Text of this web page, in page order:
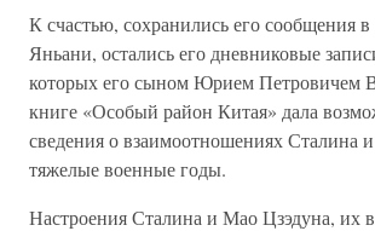
К счастью, сохранились его сообщения
Яньани, остались его дневниковые
которых его сыном Юрием Петровичем
книге «Особый район Китая» дала
сведения о взаимоотношениях Сталина
тяжелые военные годы.
Настроения Сталина и Мао Цзэдуна, их